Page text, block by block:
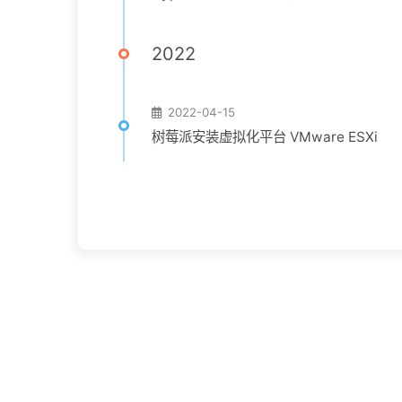
2022
2022-04-15
树莓派安装虚拟化平台 VMware ESXi